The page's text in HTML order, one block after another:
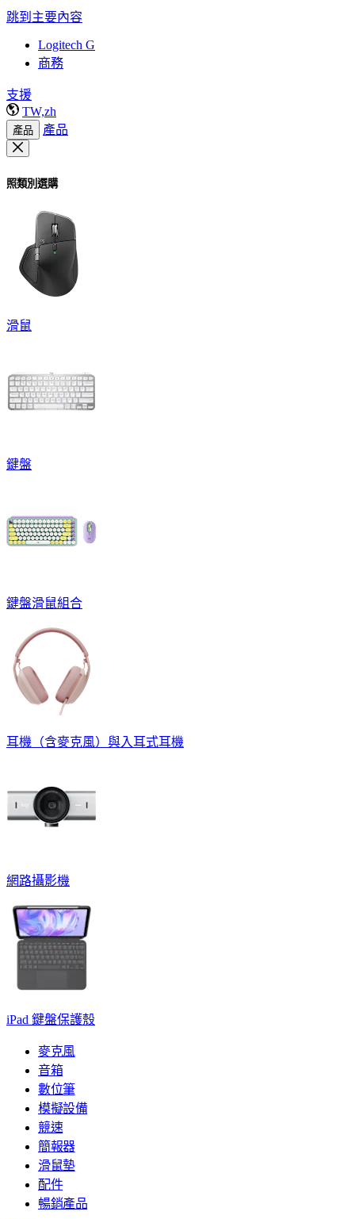
跳到主要內容
Logitech G
商務
支援
TW,zh
產品 產品
照類別選購
滑鼠
鍵盤
鍵盤滑鼠組合
耳機（含麥克風）與入耳式耳機
網路攝影機
iPad 鍵盤保護殼
麥克風
音箱
數位筆
模擬設備
競速
簡報器
滑鼠墊
配件
暢銷產品